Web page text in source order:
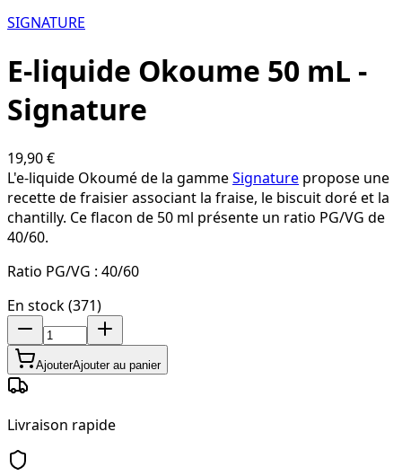
SIGNATURE
E-liquide Okoume 50 mL -
Signature
19,90 €
L'e-liquide Okoumé de la gammeSignature propose une
recette de fraisier associant la fraise, le biscuit doré et la
chantilly. Ce flacon de 50 ml présente un ratio PG/VG de
40/60.
Ratio PG/VG : 40/60
En stock (371)
AjouterAjouter au panier
Livraison rapide